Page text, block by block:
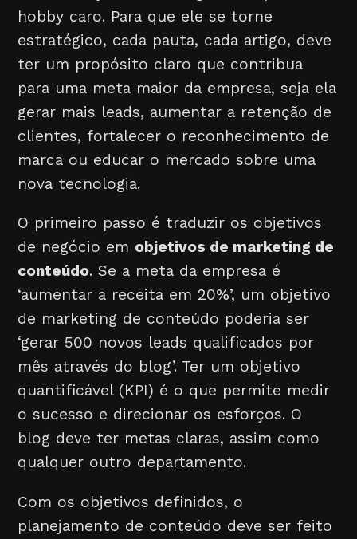
hobby caro. Para que ele se torne
estratégico, cada pauta, cada artigo, deve
ter um propósito claro que contribua
para uma meta maior da empresa, seja ela
gerar mais leads, aumentar a retenção de
clientes, fortalecer o reconhecimento de
marca ou educar o mercado sobre uma
nova tecnologia.
O primeiro passo é traduzir os objetivos
de negócio em objetivos de marketing de
conteúdo. Se a meta da empresa é
‘aumentar a receita em 20%’, um objetivo
de marketing de conteúdo poderia ser
‘gerar 500 novos leads qualificados por
mês através do blog’. Ter um objetivo
quantificável (KPI) é o que permite medir
o sucesso e direcionar os esforços. O
blog deve ter metas claras, assim como
qualquer outro departamento.
Com os objetivos definidos, o
planejamento de conteúdo deve ser feito